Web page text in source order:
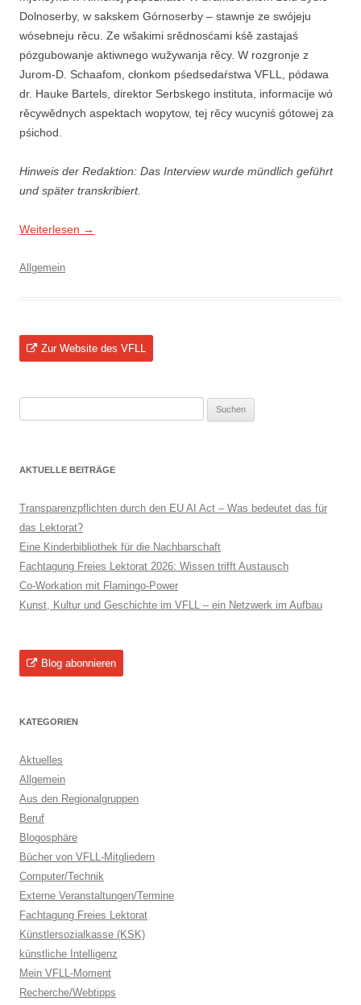
Dolnoserby, w sakskem Górnoserby – stawnje ze swójeju
wósebneju rěcu. Ze wšakimi srědnosćami kśě zastajaś
pózgubowanje aktiwnego wužywanja rěcy. W rozgronje z
Jurom-D. Schaafom, cłonkom pśedsedaŕstwa VFLL, pódawa
dr. Hauke Bartels, direktor Serbskego instituta, informacije wó
rěcywědnych aspektach wopytow, tej rěcy wucyniś gótowej za
pśichod.
Hinweis der Redaktion: Das Interview wurde mündlich geführt
und später transkribiert.
Weiterlesen →
Allgemein
Zur Website des VFLL
nach:
AKTUELLE BEITRÄGE
Transparenzpflichten durch den EU AI Act – Was bedeutet das für
das Lektorat?
Eine Kinderbibliothek für die Nachbarschaft
Fachtagung Freies Lektorat 2026: Wissen trifft Austausch
Co-Workation mit Flamingo-Power
Kunst, Kultur und Geschichte im VFLL – ein Netzwerk im Aufbau
Blog abonnieren
KATEGORIEN
Aktuelles
Allgemein
Aus den Regionalgruppen
Beruf
Blogosphäre
Bücher von VFLL-Mitgliedern
Computer/Technik
Externe Veranstaltungen/Termine
Fachtagung Freies Lektorat
Künstlersozialkasse (KSK)
künstliche Intelligenz
Mein VFLL-Moment
Recherche/Webtipps